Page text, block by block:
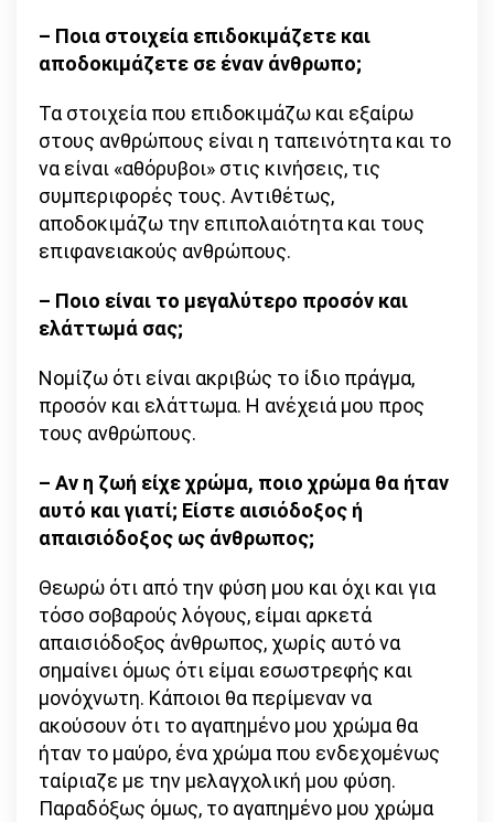
– Ποια στοιχεία επιδοκιμάζετε και
αποδοκιμάζετε σε έναν άνθρωπο;
Τα στοιχεία που επιδοκιμάζω και εξαίρω
στους ανθρώπους είναι η ταπεινότητα και το
να είναι «αθόρυβοι» στις κινήσεις, τις
συμπεριφορές τους. Αντιθέτως,
αποδοκιμάζω την επιπολαιότητα και τους
επιφανειακούς ανθρώπους.
– Ποιο είναι το μεγαλύτερο προσόν και
ελάττωμά σας;
Νομίζω ότι είναι ακριβώς το ίδιο πράγμα,
προσόν και ελάττωμα. Η ανέχειά μου προς
τους ανθρώπους.
– Αν η ζωή είχε χρώμα, ποιο χρώμα θα ήταν
αυτό και γιατί; Είστε αισιόδοξος ή
απαισιόδοξος ως άνθρωπος;
Θεωρώ ότι από την φύση μου και όχι και για
τόσο σοβαρούς λόγους, είμαι αρκετά
απαισιόδοξος άνθρωπος, χωρίς αυτό να
σημαίνει όμως ότι είμαι εσωστρεφής και
μονόχνωτη. Κάποιοι θα περίμεναν να
ακούσουν ότι το αγαπημένο μου χρώμα θα
ήταν το μαύρο, ένα χρώμα που ενδεχομένως
ταίριαζε με την μελαγχολική μου φύση.
Παραδόξως όμως, το αγαπημένο μου χρώμα